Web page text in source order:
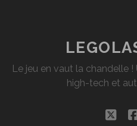
Le jeu en vaut la chandelle
high-tech et